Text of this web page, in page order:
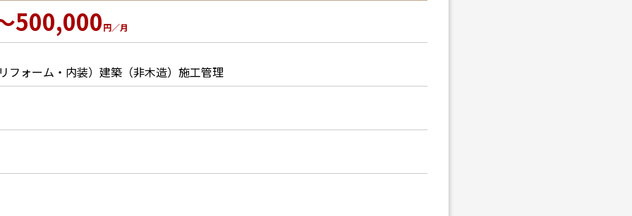
500,000円／月
ォーム・内装） 建築（非木造）施工管理